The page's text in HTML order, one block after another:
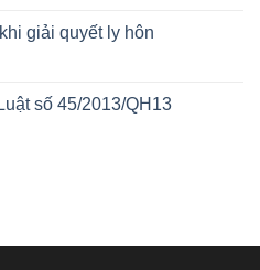
giải quyết ly hôn
số 45/2013/QH13